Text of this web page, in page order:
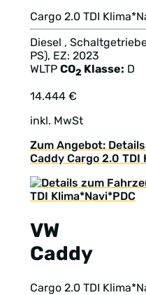
Cargo 2.0 TDI
Diesel ,
PS), EZ: 2023
WLTP CO2 Klasse: D
14.444 €
inkl. MwSt
Zum Angebot:
Caddy Cargo 2.0 TDI
VW
Caddy
Cargo 2.0 TDI